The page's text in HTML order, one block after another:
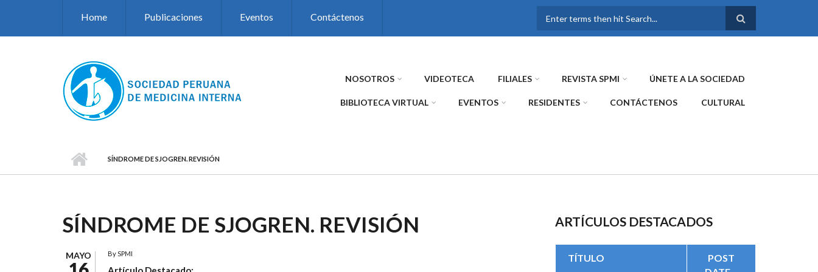
Home Publicaciones Eventos Contáctenos
FORMULARIO DE
NOSOTROS VIDEOTECA FILIALES REVISTA SPMI ÚNETE A LA SOCIEDAD
BIBLIOTECA VIRTUAL EVENTOS RESIDENTES CONTÁCTENOS CULTURAL
SÍNDROME DE SJOGREN. REVISIÓN
SÍNDROME DE SJOGREN. REVISIÓN
MAYO BySPMI
ARTÍCULOS DESTACADOS
TÍTULO
POST